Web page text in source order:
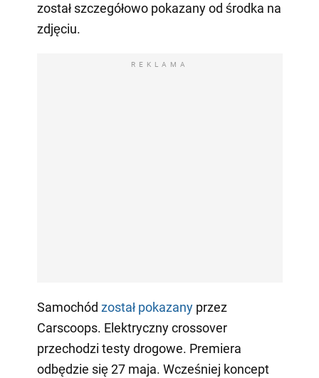
został szczegółowo pokazany od środka na
zdjęciu.
REKLAMA
Samochód został pokazanyprzez
Carscoops. Elektryczny crossover
przechodzi testy drogowe. Premiera
odbędzie się 27 maja. Wcześniej koncept